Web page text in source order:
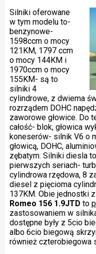
Silniki oferowane
w tym modelu to-
benzynowe-
1598ccm o mocy
121KM, 1797 ccm
o mocy 144KM i
1970ccm o mocy
155KM- są to
silniki 4
cylindrowe, z dwiema
rozrządem DOHC
zaworowe głowice. Do
całość- blok, głowica
koneserów- silnik V6 o
głowicą, DOHC,
zębatym. Silniki diesla
pierwszych seriach-
cylindrowa rzędowa, 8
diesel z pięcioma
137KM. Obie jednostki
Romeo 156 1.9JTD to
zastosowaniem w
dostępne były z 5cio
albo 6cio biegową
również czterobiegowa